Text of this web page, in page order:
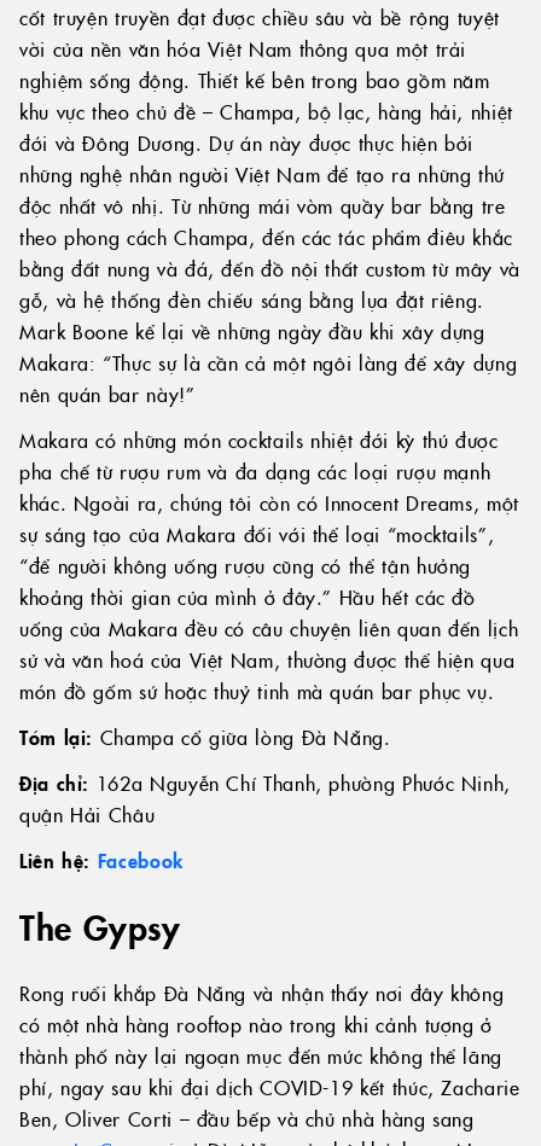
cốt truyện truyền đạt được chiều sâu và bề rộng tuyệt
vời của nền văn hóa Việt Nam thông qua một trải
nghiệm sống động. Thiết kế bên trong bao gồm năm
khu vực theo chủ đề – Champa, bộ lạc, hàng hải, nhiệt
đới và Đông Dương. Dự án này được thực hiện bởi
những nghệ nhân người Việt Nam để tạo ra những thứ
độc nhất vô nhị. Từ những mái vòm quầy bar bằng tre
theo phong cách Champa, đến các tác phẩm điêu khắc
bằng đất nung và đá, đến đồ nội thất custom từ mây và
gỗ, và hệ thống đèn chiếu sáng bằng lụa đặt riêng.
Mark Boone kể lại về những ngày đầu khi xây dựng
Makara: “Thực sự là cần cả một ngôi làng để xây dựng
nên quán bar này!”
Makara có những món cocktails nhiệt đới kỳ thú được
pha chế từ rượu rum và đa dạng các loại rượu mạnh
khác. Ngoài ra, chúng tôi còn có Innocent Dreams, một
sự sáng tạo của Makara đối với thể loại “mocktails”,
“để người không uống rượu cũng có thể tận hưởng
khoảng thời gian của mình ở đây.” Hầu hết các đồ
uống của Makara đều có câu chuyện liên quan đến lịch
sử và văn hoá của Việt Nam, thường được thể hiện qua
món đồ gốm sứ hoặc thuỷ tinh mà quán bar phục vụ.
Tóm lại: Champa cổ giữa lòng Đà Nẵng.
Địa chỉ: 162a Nguyễn Chí Thanh, phường Phước Ninh,
quận Hải Châu
Liên hệ: Facebook
The Gypsy
Rong ruổi khắp Đà Nẵng và nhận thấy nơi đây không
có một nhà hàng rooftop nào trong khi cảnh tượng ở
thành phố này lại ngoạn mục đến mức không thể lãng
phí, ngay sau khi đại dịch COVID-19 kết thúc, Zacharie
Ben, Oliver Corti – đầu bếp và chủ nhà hàng sang